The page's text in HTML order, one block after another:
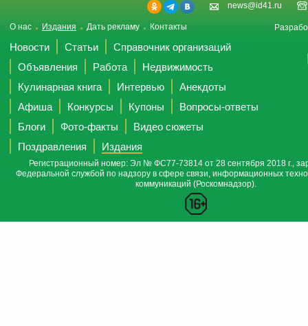
news@id41.ru
О нас Издания Дать рекламу Контакты
Новости Статьи
Справочник организаций
Объявления
Работа
Недвижимость
Кулинарная книга
Интервью
Анекдоты
Афиша
Конкурсы Купоны
Вопросы-ответы
Блоги
Фото-факты
Видео сюжеты
Поздравления
Издания
Регистрационный номер: Эл № ФС77-73814 от 28 сентября 2018 г.,
Федеральной службой по надзору в сфере связи, информационных
коммуникаций (Роскомнадзор).